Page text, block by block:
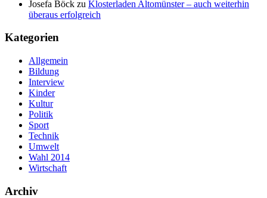
Josefa Böck zu Klosterladen Altomünster – auch weiterhin
überaus erfolgreich
Kategorien
Allgemein
Bildung
Interview
Kinder
Kultur
Politik
Sport
Technik
Umwelt
Wahl 2014
Wirtschaft
Archiv